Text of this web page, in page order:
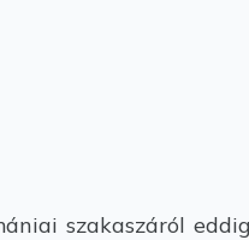
szakaszáról